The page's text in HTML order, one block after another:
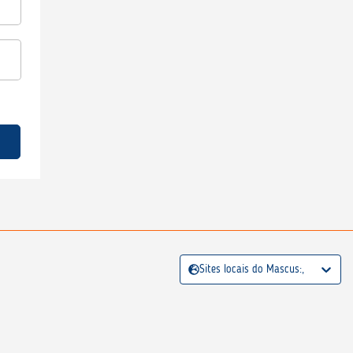
Sites locais do Mascus:,